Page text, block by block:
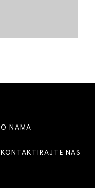
O NAMA
KONTAKTIRAJTE NAS